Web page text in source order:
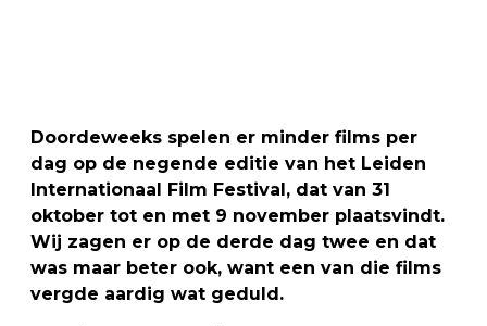
Doordeweeks spelen er minder films per
dag op de negende editie van het Leiden
Internationaal Film Festival, dat van 31
oktober tot en met 9 november plaatsvindt.
Wij zagen er op de derde dag twee en dat
was maar beter ook, want een van die films
vergde aardig wat geduld.